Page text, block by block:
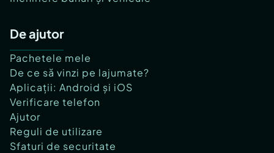
De ajutor
Pachetele mele
De ce să vinzi pe lajumate?
Aplicații: Android și iOS
Verificare telefon
Ajutor
Reguli de utilizare
Sfaturi de securitate